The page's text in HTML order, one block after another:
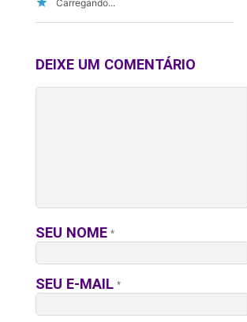
Carregando...
DEIXE UM COMENTÁRIO
SEU NOME *
SEU E-MAIL *